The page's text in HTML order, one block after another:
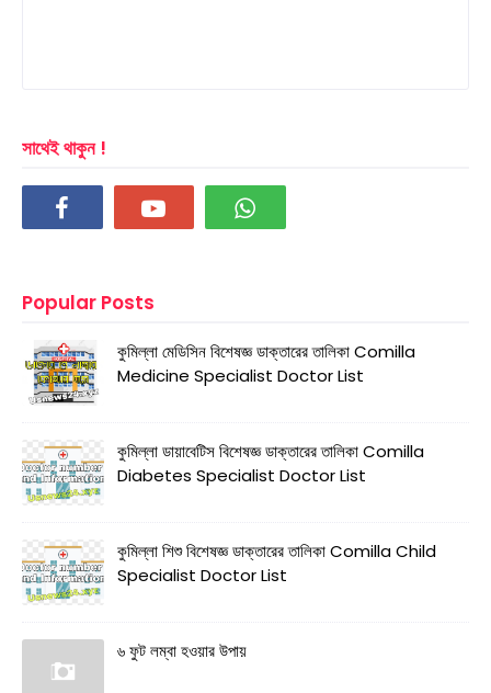
সাথেই থাকুন !
Popular Posts
কুমিল্লা মেডিসিন বিশেষজ্ঞ ডাক্তারের তালিকা Comilla
Medicine Specialist Doctor List
কুমিল্লা ডায়াবেটিস বিশেষজ্ঞ ডাক্তারের তালিকা Comilla
Diabetes Specialist Doctor List
কুমিল্লা শিশু বিশেষজ্ঞ ডাক্তারের তালিকা Comilla Child
Specialist Doctor List
৬ ফুট লম্বা হওয়ার উপায়